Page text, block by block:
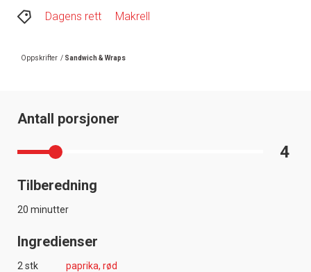
Dagens rett
Makrell
Oppskrifter / Sandwich & Wraps
Antall porsjoner
4
Tilberedning
20 minutter
Ingredienser
2 stk
paprika, rød